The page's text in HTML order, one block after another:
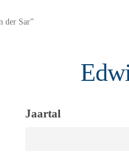
der Sar”
Jaartal